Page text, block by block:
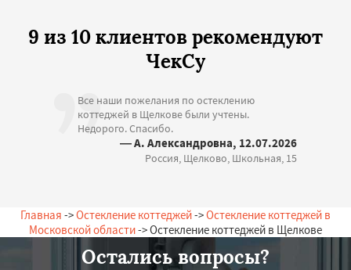
9 из 10 клиентов рекомендуют
ЧекСу
Все наши пожелания по остеклению
коттеджей в Щелкове были учтены.
Недорого. Спасибо.
— А. Александровна, 12.07.2026
Россия, Щелково, Школьная, 15
Главная ->Остекление коттеджей->Остекление коттеджей в
Московской области-> Остекление коттеджей в Щелкове
Остались вопросы?